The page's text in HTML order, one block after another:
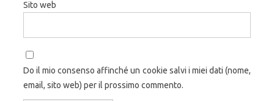
Sito web
Do il mio consenso affinché un cookie salvi i miei dati (nome,
email, sito web) per il prossimo commento.